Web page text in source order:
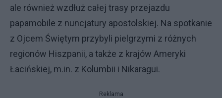
ale również wzdłuż całej trasy przejazdu
papamobile z nuncjatury apostolskiej. Na spotkanie
z Ojcem Świętym przybyli pielgrzymi z różnych
regionów Hiszpanii, a także z krajów Ameryki
Łacińskiej, m.in. z Kolumbii i Nikaragui.
Reklama